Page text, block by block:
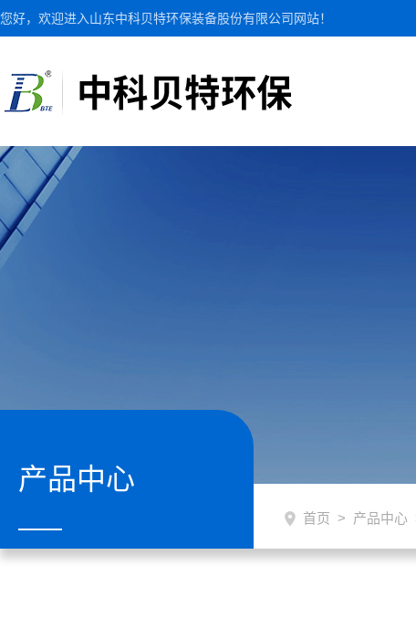
您好，欢迎进入山东中科贝特环保装备股份有限公司网站！
产品中心
首页 > 产品中心